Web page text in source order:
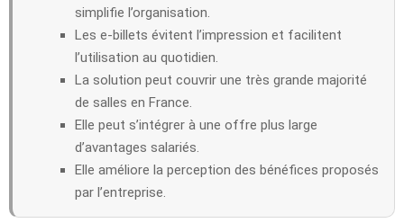
simplifie l’organisation.
Les e-billets évitent l’impression et facilitent
l’utilisation au quotidien.
La solution peut couvrir une très grande majorité
de salles en France.
Elle peut s’intégrer à une offre plus large
d’avantages salariés.
Elle améliore la perception des bénéfices proposés
par l’entreprise.